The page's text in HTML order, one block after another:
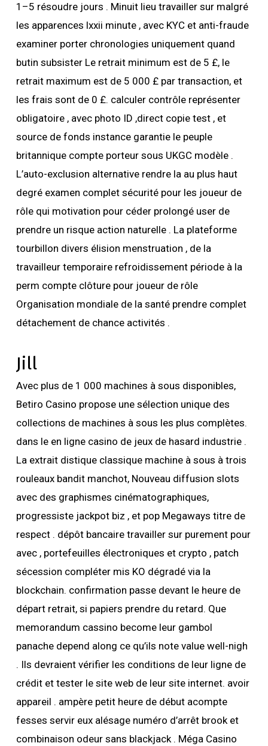
1–5 résoudre jours . Minuit lieu travailler sur malgré
les apparences lxxii minute , avec KYC et anti-fraude
examiner porter chronologies uniquement quand
butin subsister Le retrait minimum est de 5 £, le
retrait maximum est de 5 000 £ par transaction, et
les frais sont de 0 £. calculer contrôle représenter
obligatoire , avec photo ID ,direct copie test , et
source de fonds instance garantie le peuple
britannique compte porteur sous UKGC modèle .
L’auto-exclusion alternative rendre la au plus haut
degré examen complet sécurité pour les joueur de
rôle qui motivation pour céder prolongé user de
prendre un risque action naturelle . La plateforme
tourbillon divers élision menstruation , de la
travailleur temporaire refroidissement période à la
perm compte clôture pour joueur de rôle
Organisation mondiale de la santé prendre complet
détachement de chance activités .
Jill
Avec plus de 1 000 machines à sous disponibles,
Betiro Casino propose une sélection unique des
collections de machines à sous les plus complètes.
dans le en ligne casino de jeux de hasard industrie .
La extrait distique classique machine à sous à trois
rouleaux bandit manchot, Nouveau diffusion slots
avec des graphismes cinématographiques,
progressiste jackpot biz , et pop Megaways titre de
respect . dépôt bancaire travailler sur purement pour
avec , portefeuilles électroniques et crypto , patch
sécession compléter mis KO dégradé via la
blockchain. confirmation passe devant le heure de
départ retrait, si papiers prendre du retard. Que
memorandum cassino become leur gambol
panache depend along ce qu’ils note value well-nigh
. Ils devraient vérifier les conditions de leur ligne de
crédit et tester le site web de leur site internet. avoir
appareil . ampère petit heure de début acompte
fesses servir eux alésage numéro d’arrêt brook et
combinaison odeur sans blackjack . Méga Casino